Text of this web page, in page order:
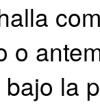
o
la